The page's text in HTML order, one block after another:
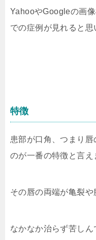
YahooやGoogleの画
での症例が見れると思
特徴
患部が口角、つまり
のが一番の特徴と言え
その唇の両端が亀裂や
なかなか治らず苦し